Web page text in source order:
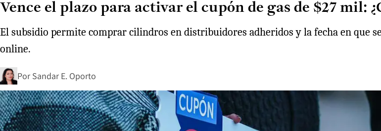
Vence el plazo para activar el cupón de gas de $27 mil:
El subsidio permite comprar cilindros en distribuidores adheridos y la fecha en que
online.
Por Sandar E. Oporto